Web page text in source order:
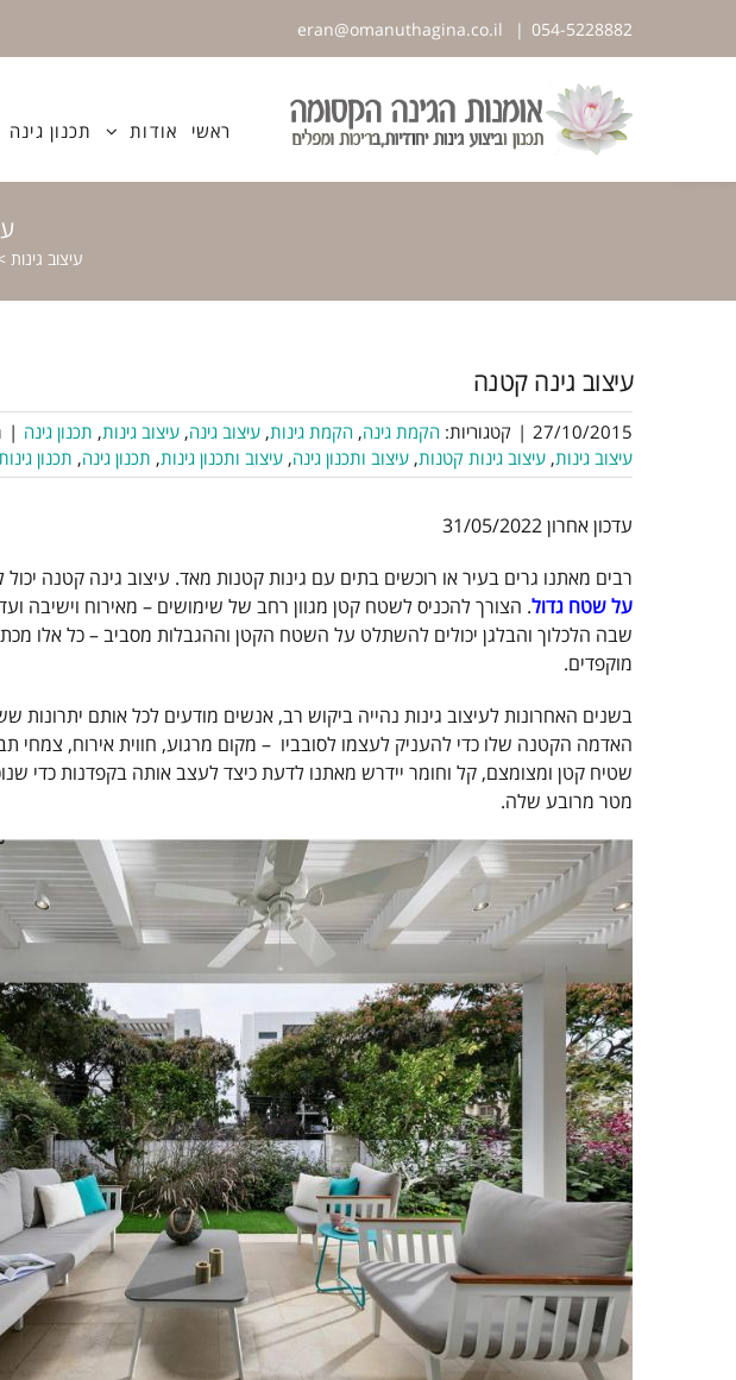
פתח סרגל נגישות
054-5228882
|
ראשי אודות תכנון גינה
עיצוב גינות
עיצוב גינה קטנה
27/10/2015
| קטגוריות: הקמת גינה, הקמת גינות, עיצוב גינה, עיצוב גינות, תכנון גינה |
עיצוב גינות, עיצוב גינות קטנות, עיצוב ותכנון גינה, עיצוב ותכנון גינות, תכנון גינה, תכנון
עדכון אחרון 31/05/2022
רבים מאתנו גרים בעיר או רוכשים בתים עם גינות קטנות מאד. עיצוב גינה קטנה
על שטח גדול. הצורך להכניס לשטח קטן מגוון רחב של שימושים – מאירוח וישיבה
שבה הלכלוך והבלגן יכולים להשתלט על השטח הקטן וההגבלות מסביב – כל אלו
מוקפדים.
בשנים האחרונות לעיצוב גינות נהייה ביקוש רב, אנשים מודעים לכל אותם
האדמה הקטנה שלו כדי להעניק לעצמו לסובביו – מקום מרגוע, חווית אירוח, צמחי
שטיח קטן ומצומצם, קל וחומר יידרש מאתנו לדעת כיצד לעצב אותה בקפדנות כדי
מטר מרובע שלה.